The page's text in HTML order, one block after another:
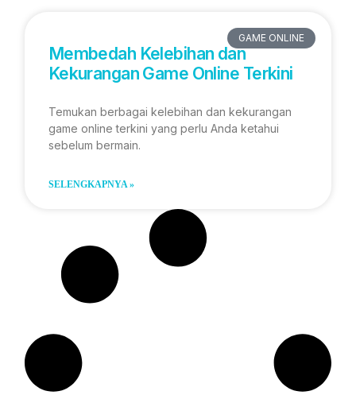
GAME ONLINE
Membedah Kelebihan dan
Kekurangan Game Online Terkini
Temukan berbagai kelebihan dan kekurangan
game online terkini yang perlu Anda ketahui
sebelum bermain.
SELENGKAPNYA »